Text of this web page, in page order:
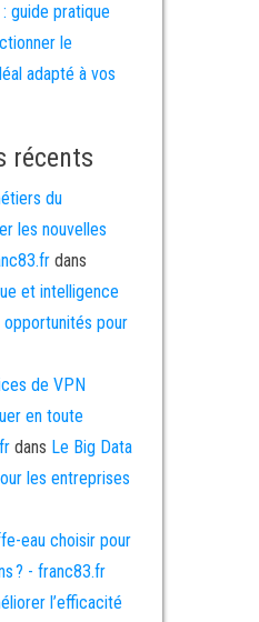
guide pratique
le
adapté à vos
récents
du
les nouvelles
dans
et intelligence
pour
de VPN
en toute
dans Le Big Data
les entreprises
eau choisir pour
? - franc83.fr
l’efficacité